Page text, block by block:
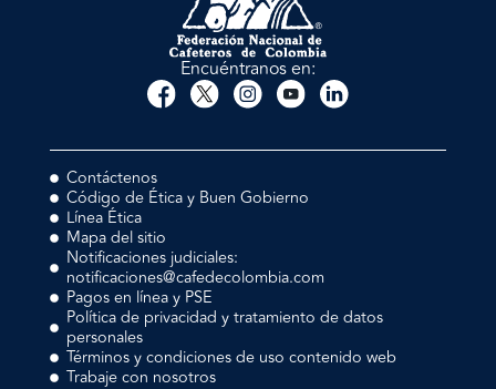
Encuéntranos en:
Contáctenos
Código de Ética y Buen Gobierno
Línea Ética
Mapa del sitio
Notificaciones judiciales:
notificaciones@cafedecolombia.com
Pagos en línea y PSE
Política de privacidad y tratamiento de datos
personales
Términos y condiciones de uso contenido web
Trabaje con nosotros